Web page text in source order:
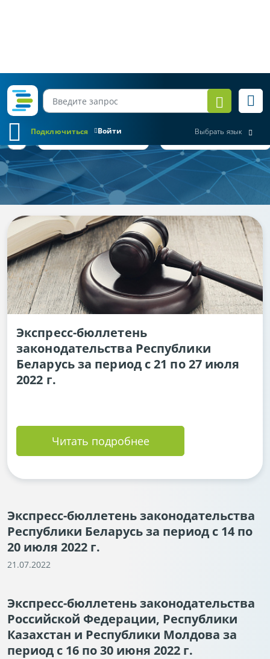
Обзор законодательства
Все месяцы
Экспресс-бюллетень
законодательства Республики
Беларусь за период с 21 по 27 июля
2022 г.
Читать подробнее
Экспресс-бюллетень законодательства
Республики Беларусь за период с 14 по
20 июля 2022 г.
21.07.2022
Экспресс-бюллетень законодательства
Российской Федерации, Республики
Казахстан и Республики Молдова за
период с 16 по 30 июня 2022 г.